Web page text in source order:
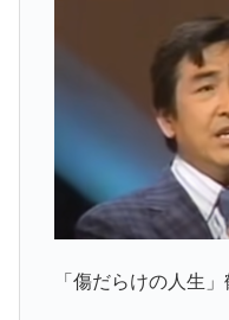
「傷だらけの人生